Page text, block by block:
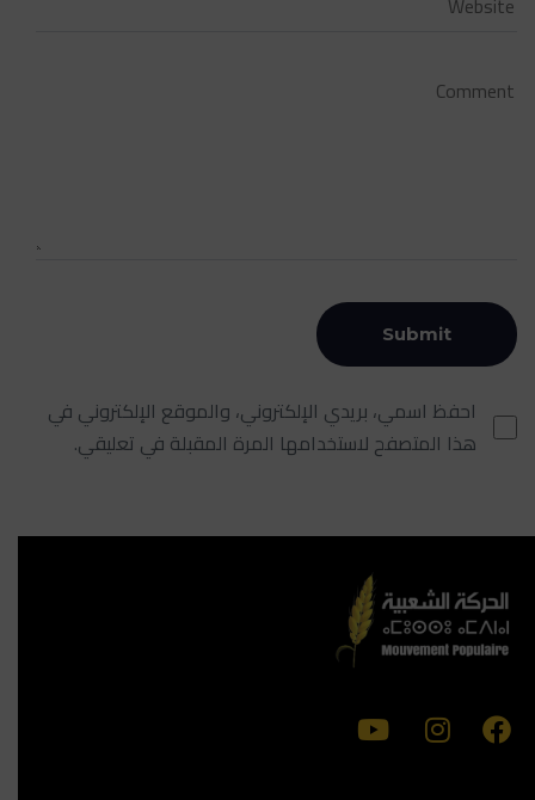
احفظ اسمي، بريدي الإلكتروني، والموقع الإلكتروني في
هذا المتصفح لاستخدامها المرة المقبلة في تعليقي.